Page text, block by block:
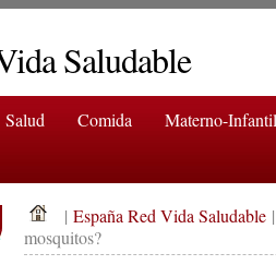
Saludable
Salud Comida Materno-Infantil
| España Red Vida Saludable |
mosquitos?